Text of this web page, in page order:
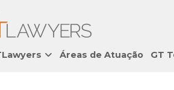
Áreas de Atuação GT